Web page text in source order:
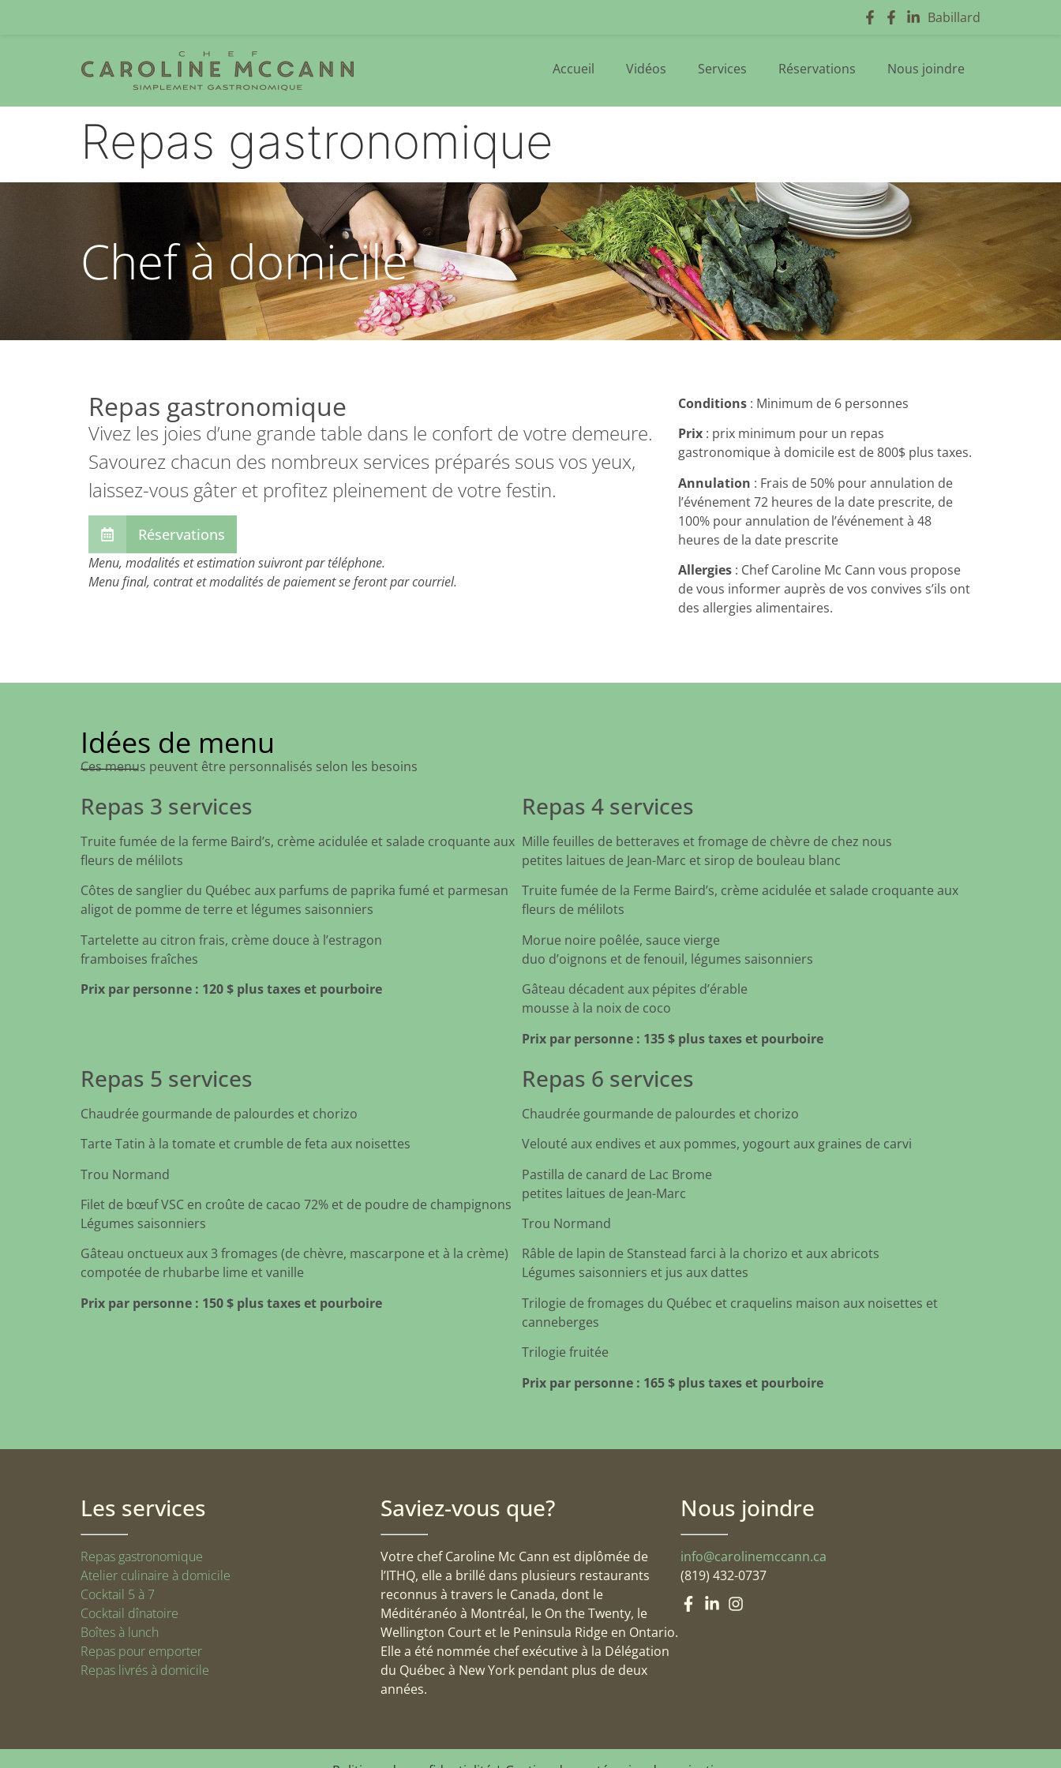
Babillard
Accueil Vidéos Services Réservations Nous joindre
Repas gastronomique
Chef à domicile
Repas gastronomique
Vivez les joies d’une grande table dans le confort de votre demeure.
Savourez chacun des nombreux services préparés sous vos yeux,
laissez-vous gâter et profitez pleinement de votre festin.
Réservations
Menu, modalités et estimation suivront par téléphone.
Menu final, contrat et modalités de paiement se feront par courriel.
Conditions: Minimum de 6 personnes
Prix: prix minimum pour un repas
gastronomique à domicile est de 800$ plus taxes.
Annulation : Frais de 50% pour annulation de
l’événement 72 heures de la date prescrite, de
100% pour annulation de l’événement à 48
heures de la date prescrite
Allergies: Chef Caroline Mc Cann vous propose
de vous informer auprès de vos convives s’ils ont
des allergies alimentaires.
Idées de menu
Ces menus peuvent être personnalisés selon les besoins
Repas 3 services
Truite fumée de la ferme Baird’s, crème acidulée et salade croquante aux
fleurs de mélilots
Côtes de sanglier du Québec aux parfums de paprika fumé et parmesan
aligot de pomme de terre et légumes saisonniers
Tartelette au citron frais, crème douce à l’estragon
framboises fraîches
Prix par personne : 120 $ plus taxes et pourboire
Repas 4 services
Mille feuilles de betteraves et fromage de chèvre de chez nous
petites laitues de Jean-Marc et sirop de bouleau blanc
Truite fumée de la Ferme Baird’s, crème acidulée et salade croquante aux
fleurs de mélilots
Morue noire poêlée, sauce vierge
duo d’oignons et de fenouil, légumes saisonniers
Gâteau décadent aux pépites d’érable
mousse à la noix de coco
Prix par personne : 135 $ plus taxes et pourboire
Repas 5 services
Chaudrée gourmande de palourdes et chorizo
Tarte Tatin à la tomate et crumble de feta aux noisettes
Trou Normand
Filet de bœuf VSC en croûte de cacao 72% et de poudre de champignons
Légumes saisonniers
Gâteau onctueux aux 3 fromages (de chèvre, mascarpone et à la crème)
compotée de rhubarbe lime et vanille
Prix par personne : 150 $ plus taxes et pourboire
Repas 6 services
Chaudrée gourmande de palourdes et chorizo
Velouté aux endives et aux pommes, yogourt aux graines de carvi
Pastilla de canard de Lac Brome
petites laitues de Jean-Marc
Trou Normand
Râble de lapin de Stanstead farci à la chorizo et aux abricots
Légumes saisonniers et jus aux dattes
Trilogie de fromages du Québec et craquelins maison aux noisettes et
canneberges
Trilogie fruitée
Prix par personne : 165 $ plus taxes et pourboire
Les services
Repas gastronomique
Atelier culinaire à domicile
Cocktail 5 à 7
Cocktail dînatoire
Boîtes à lunch
Repas pour emporter
Repas livrés à domicile
Saviez-vous que?
Votre chef Caroline Mc Cann est diplômée de
l’ITHQ, elle a brillé dans plusieurs restaurants
reconnus à travers le Canada, dont le
Méditéranéo à Montréal, le On the Twenty, le
Wellington Court et le Peninsula Ridge en Ontario.
Elle a été nommée chef exécutive à la Délégation
du Québec à New York pendant plus de deux
années.
Nous joindre
info@carolinemccann.ca
(819) 432-0737